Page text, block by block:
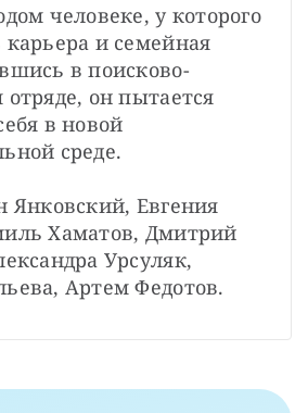
человеке, у которого
и семейная
в поисково-
отряде, он пытается
в новой
среде.
Янковский, Евгения
Хаматов, Дмитрий
Урсуляк,
Артем Федотов.